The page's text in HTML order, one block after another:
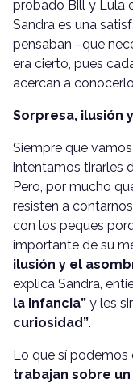
probado Bill y Lula
Sandra es una
pensaban –que
era cierto, pues
acercan a
Sorpresa, ilusión
Siempre que
intentamos tirarles
Pero, por mucho
resisten a
con los peques
importante de su
ilusión y el
explica Sandra,
la infancia” y les
curiosidad”.
Lo que sí podemos
trabajan sobre